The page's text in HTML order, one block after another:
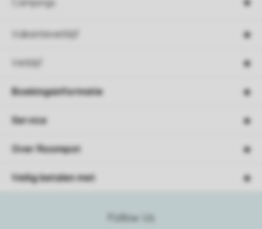
Campings
Vakantieverblijf
Verblijf
Follow Us
Boekingsinformatie
Service
Over Roompot
Veilig betalen met